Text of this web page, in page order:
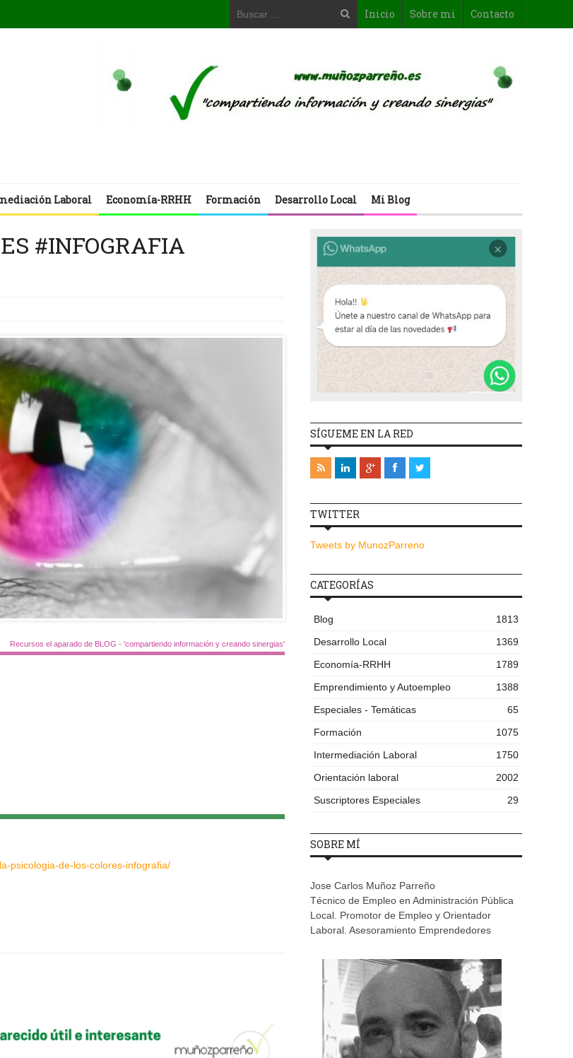
Inicio Sobre mi Contacto
Laboral Economía-RRHH Formación Desarrollo Local Mi Blog
#INFOGRAFIA
Recursos el aparado de BLOG - 'compartiendo información y creando sinergias'
psicologia-de-los-colores-infografia/
SÍGUEME EN LA RED
TWITTER
Tweets by MunozParreno
CATEGORÍAS
Blog
1813
Desarrollo Local
1369
Economía-RRHH
1789
Emprendimiento y Autoempleo
1388
Especiales - Temáticas
65
Formación
1075
Intermediación Laboral
1750
Orientación laboral
2002
Suscriptores Especiales
29
SOBRE MÍ
Jose Carlos Muñoz Parreño
Técnico de Empleo en Administración Pública
Local. Promotor de Empleo y Orientador
Laboral. Asesoramiento Emprendedores